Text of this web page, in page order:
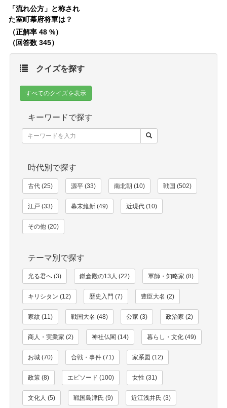
「流れ公方」と称され
た室町幕府将軍は？
（正解率 48 %）
（回答数 345）
クイズを探す
すべてのクイズを表示
キーワードで探す
時代別で探す
古代 (25) 源平 (33) 南北朝 (10) 戦国 (502)
江戸 (33) 幕末維新 (49) 近現代 (10)
その他 (20)
テーマ別で探す
光る君へ (3) 鎌倉殿の13人 (22) 軍師・知略家 (8)
キリシタン (12) 歴史入門 (7) 豊臣大名 (2)
家紋 (11) 戦国大名 (48) 公家 (3) 政治家 (2)
商人・実業家 (2) 神社仏閣 (14) 暮らし・文化 (49)
お城 (70) 合戦・事件 (71) 家系図 (12)
政策 (8) エピソード (100) 女性 (31)
文化人 (5) 戦国島津氏 (9) 近江浅井氏 (3)